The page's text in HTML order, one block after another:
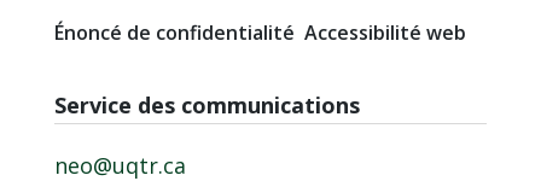
Énoncé de confidentialité Accessibilité web
Service des communications
neo@uqtr.ca